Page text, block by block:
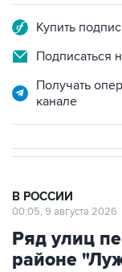
Купить
Подписаться
Получать
канале
В РОССИИ
00:05, 9 августа 2026
Ряд улиц
районе